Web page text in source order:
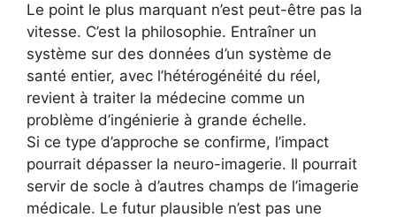
Le point le plus marquant n’est peut-être pas la
vitesse. C’est la philosophie. Entraîner un
système sur des données d’un système de
santé entier, avec l’hétérogénéité du réel,
revient à traiter la médecine comme un
problème d’ingénierie à grande échelle.
Si ce type d’approche se confirme, l’impact
pourrait dépasser la neuro-imagerie. Il pourrait
servir de socle à d’autres champs de l’imagerie
médicale. Le futur plausible n’est pas une